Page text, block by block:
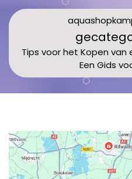
Tips voor het Kopen
Een Gids